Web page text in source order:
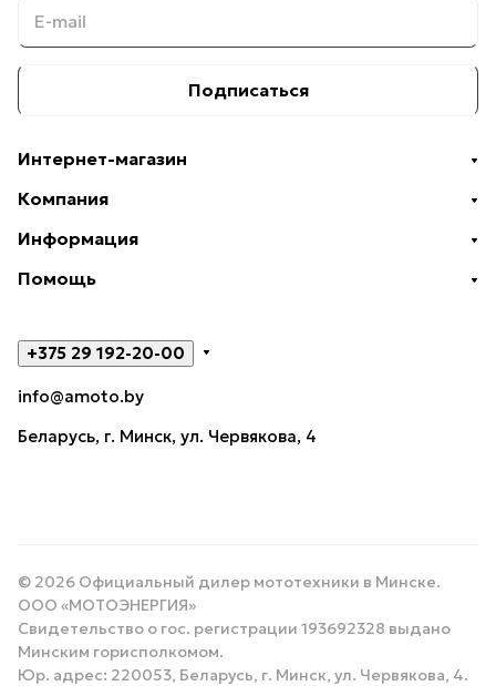
Подписаться
Интернет-магазин
Компания
Информация
Помощь
+375 29 192-20-00
info@amoto.by
Беларусь, г. Минск, ул. Червякова, 4
© 2026 Официальный дилер мототехники в Минске.
ООО «МОТОЭНЕРГИЯ»
Свидетельство о гос. регистрации 193692328 выдано
Минским горисполкомом.
Юр. адрес: 220053, Беларусь, г. Минск, ул. Червякова, 4.